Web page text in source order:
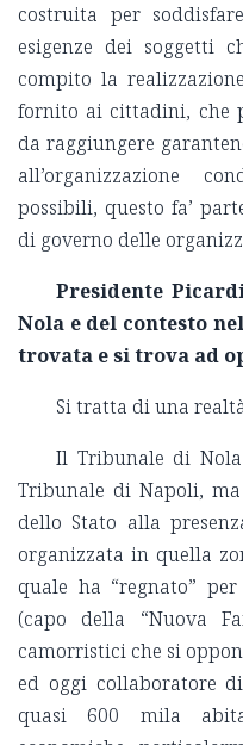
costruita per
esigenze dei soggetti
compito la
fornito ai cittadini, che
da raggiungere
all’organizzazione
possibili, questo fa’
di governo delle
Presidente
Nola e del contesto
trovata e si trova ad
Si tratta di una
Il Tribunale di
Tribunale di Napoli,
dello Stato alla
organizzata in quella
quale ha “regnato”
(capo della “Nuova
camorristici che si
ed oggi collaboratore
quasi 600 mila